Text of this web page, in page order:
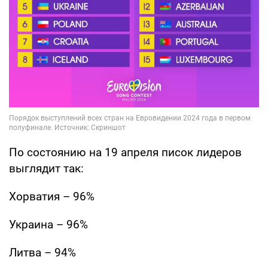
По состоянию на 19 апреля писок лидеров
выглядит так:
Хорватия – 96%
Украина – 96%
Литва – 94%